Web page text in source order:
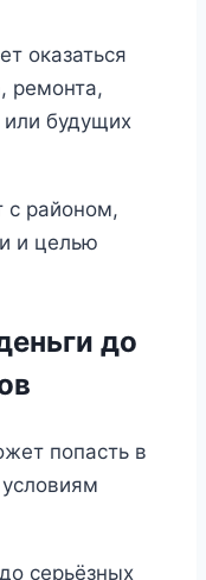
оказаться
ремонта,
или будущих
с районом,
и целью
до
попасть в
серьёзных